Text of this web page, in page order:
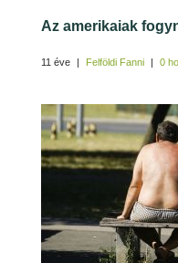
Az amerikaiak
11 éve | Felföldi Fanni | 0